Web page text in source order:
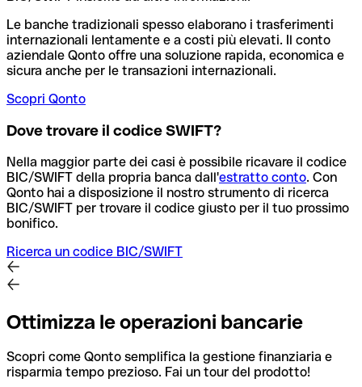
Le banche tradizionali spesso elaborano i trasferimenti
internazionali lentamente e a costi più elevati. Il conto
aziendale Qonto offre una soluzione rapida, economica e
sicura anche per le transazioni internazionali.
Scopri Qonto
Dove trovare il codice SWIFT?
Nella maggior parte dei casi è possibile ricavare il codice
BIC/SWIFT della propria banca dall'estratto conto. Con
Qonto hai a disposizione il nostro strumento di ricerca
BIC/SWIFT per trovare il codice giusto per il tuo prossimo
bonifico.
Ricerca un codice BIC/SWIFT
Ottimizza le operazioni bancarie
Scopri come Qonto semplifica la gestione finanziaria e
risparmia tempo prezioso. Fai un tour del prodotto!